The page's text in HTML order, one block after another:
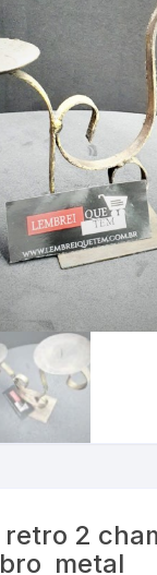
2
metal